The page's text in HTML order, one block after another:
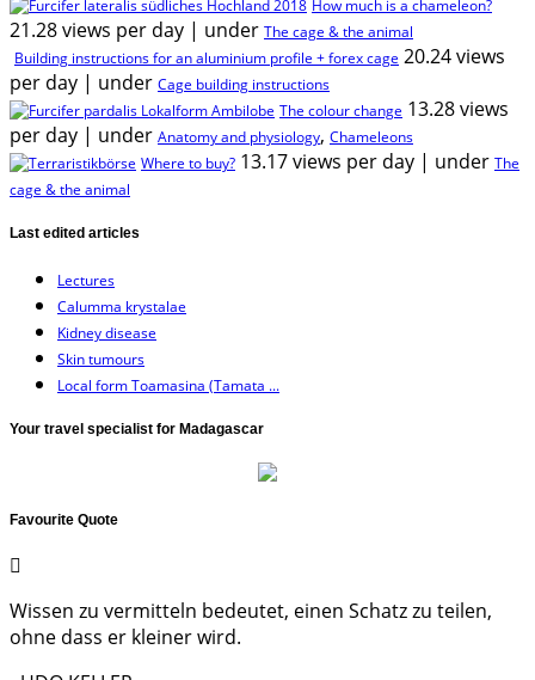
How much is a chameleon?
21.28 views per day | under The cage & the animal
Building instructions for an aluminium profile + forex cage 20.24 views
per day | under Cage building instructions
The colour change 13.28 views
per day | under Anatomy and physiology, Chameleons
Where to buy? 13.17 views per day | under The
cage & the animal
Last edited articles
Lectures
Calumma krystalae
Kidney disease
Skin tumours
Local form Toamasina (Tamata ...
Your travel specialist for Madagascar
Favourite Quote
Wissen zu vermitteln bedeutet, einen Schatz zu teilen,
ohne dass er kleiner wird.